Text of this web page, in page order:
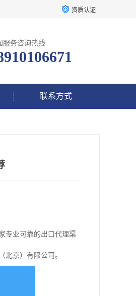
资质认证
服务咨询热线:
联系方式
专业可靠的出口代理渠
京）有限公司。